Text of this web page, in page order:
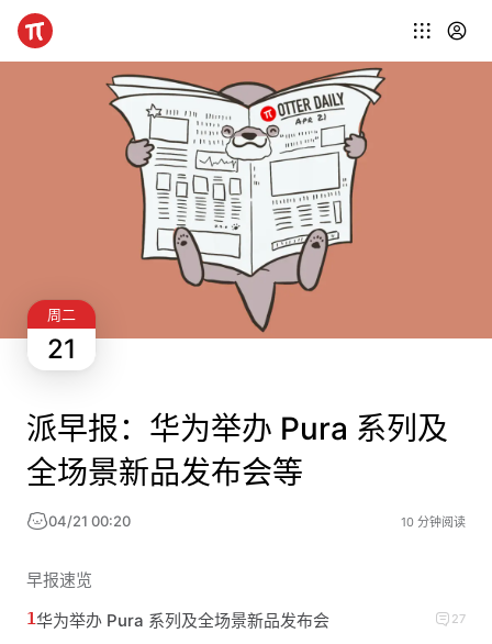
周二
21
派早报：华为举办 Pura 系列及
全场景新品发布会等
04/21 00:20 10 分钟阅读
早报速览
华为举办 Pura 系列及全场景新品发布会
27